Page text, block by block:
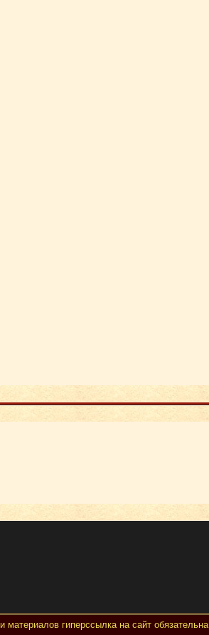
материалов гиперссылка на сайт обязательна